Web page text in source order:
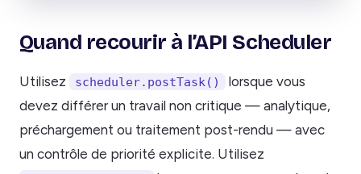
Quand recourir à l’API Scheduler
Utilisez scheduler.postTask()
lorsque vous
devez différer un travail non critique — analytique,
préchargement ou traitement post-rendu — avec
un contrôle de priorité explicite. Utilisez